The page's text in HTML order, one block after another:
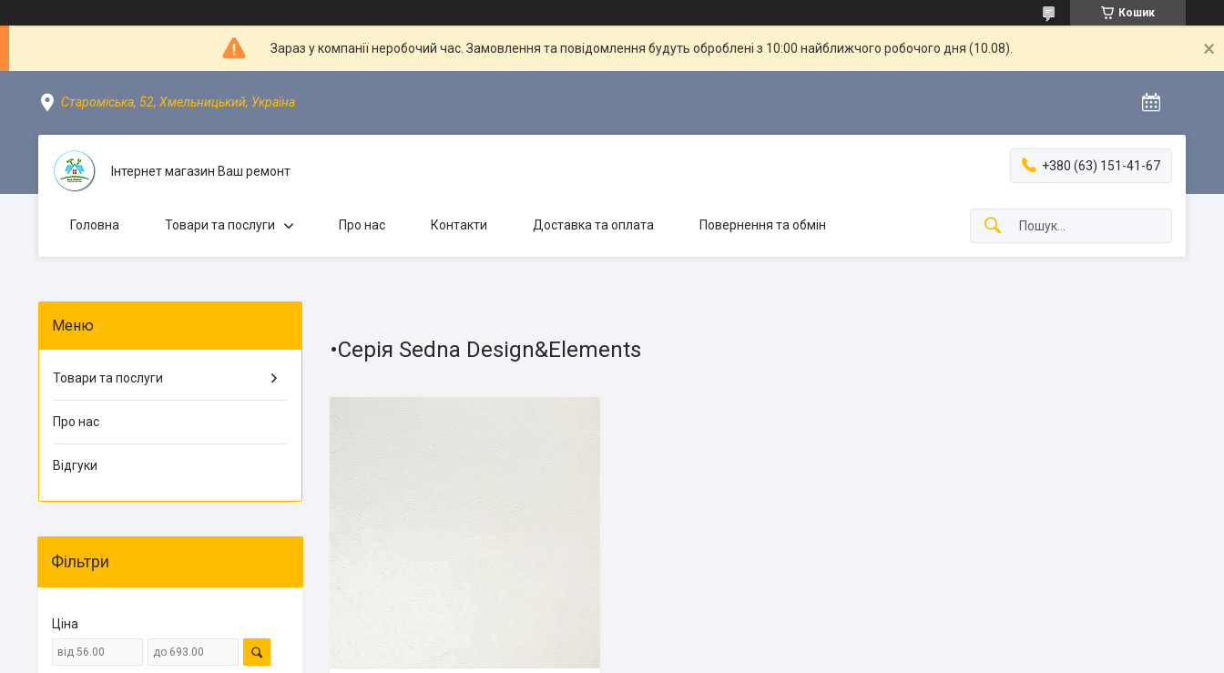
Кошик
Зараз у компанії неробочий час. Замовлення та повідомлення будуть оброблені з 10:00 найближчого робочого дня (10.08).
Староміська, 52, Хмельницький, Україна
Інтернет магазин Ваш ремонт +380 (63) 151-41-67
Головна Товари та послуги Про нас Контакти Доставка та оплата Повернення та обмін
•Серія Sedna Design&Elements
Товари та послуги
Про нас
Відгуки
Фільтри
Ціна